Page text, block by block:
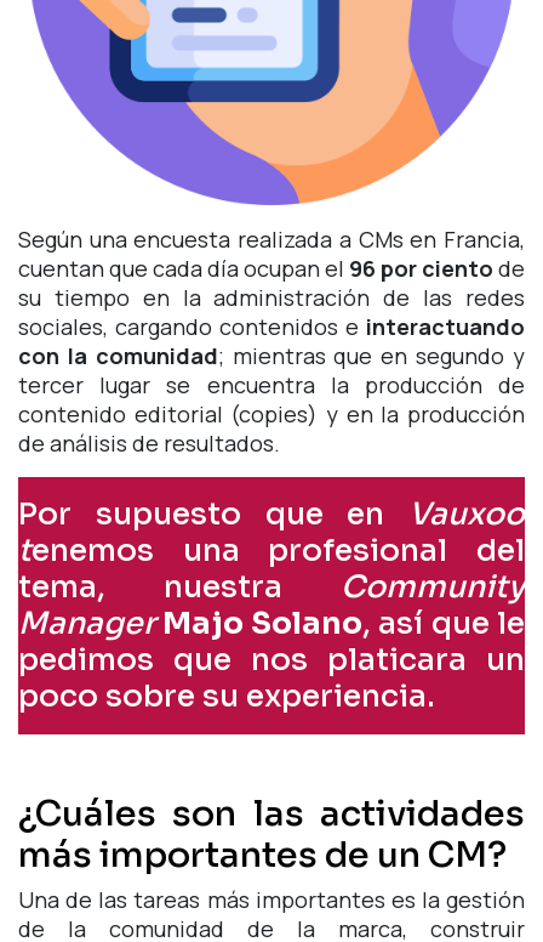
Según una encuesta realizada a CMs en Francia,
cuentan que cada día ocupan el 96 por ciento de
su tiempo en la administración de las redes
sociales, cargando contenidos e interactuando
con la comunidad; mientras que en segundo y
tercer lugar se encuentra la producción de
contenido editorial (copies) y en la producción
de análisis de resultados.
Por supuesto que en
Vauxoo
tenemos una profesional del
tema, nuestra Community
Manager Majo Solano, así que le
pedimos que nos platicara un
poco sobre su experiencia.
¿Cuáles son las actividades
más importantes de un CM?
Una de las tareas más importantes es la gestión
de la comunidad de la marca, construir